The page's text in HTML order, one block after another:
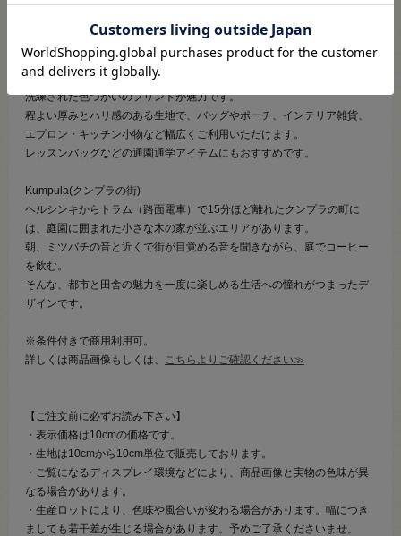
kippis（キッピス）の綿麻キャンバス生地。
北欧で活躍するデザイナー陣がデザインした、温かみのあるモチーフや
洗練された色づかいのプリントが魅力です。
程よい厚みとハリ感のある生地で、バッグやポーチ、インテリア雑貨、
エプロン・キッチン小物など幅広くご利用いただけます。
レッスンバッグなどの通園通学アイテムにもおすすめです。
Kumpula(クンプラの街)
ヘルシンキからトラム（路面電車）で15分ほど離れたクンプラの町に
は、庭園に囲まれた小さな木の家が並ぶエリアがあります。
朝、ミツバチの音と近くで街が目覚める音を聞きながら、庭でコーヒー
を飲む。
そんな、都市と田舎の魅力を一度に楽しめる生活への憧れがつまったデ
ザインです。
※条件付きで商用利用可。
詳しくは商品画像もしくは、 こちらよりご確認ください≫
【ご注文前に必ずお読み下さい】
・表示価格は10cmの価格です。
・生地は10cmから10cm単位で販売しております。
・ご覧になるディスプレイ環境などにより、商品画像と実物の色味が異
なる場合があります。
・生産ロットにより、色味や風合いが変わる場合があります。幅につき
ましても若干差が生じる場合があります。予めご了承くださいませ。